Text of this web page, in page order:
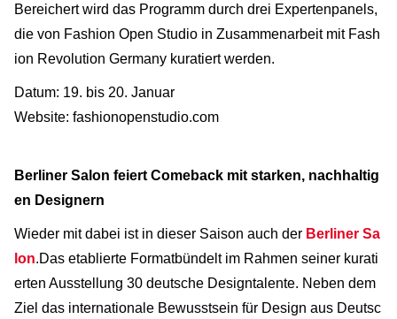
Bereichert wird das Programm durch drei Expertenpanels,
die von Fashion Open Studio in Zusammenarbeit mit Fash
ion Revolution Germany kuratiert werden.
Datum: 19. bis 20. Januar
Website: fashionopenstudio.com
Berliner Salon feiert Comeback mit starken, nachhaltig
en Designern
Wieder mit dabei ist in dieser Saison auch der Berliner Sa
lon.Das etablierte Formatbündelt im Rahmen seiner kurati
erten Ausstellung 30 deutsche Designtalente. Neben dem
Ziel das internationale Bewusstsein für Design aus Deutsc